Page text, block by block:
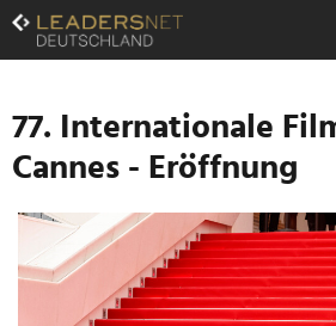
Zum
Inhalt
Zur
Navigation
Zur
Hauptnavigation
77. Internationale
Cannes - Eröffnung